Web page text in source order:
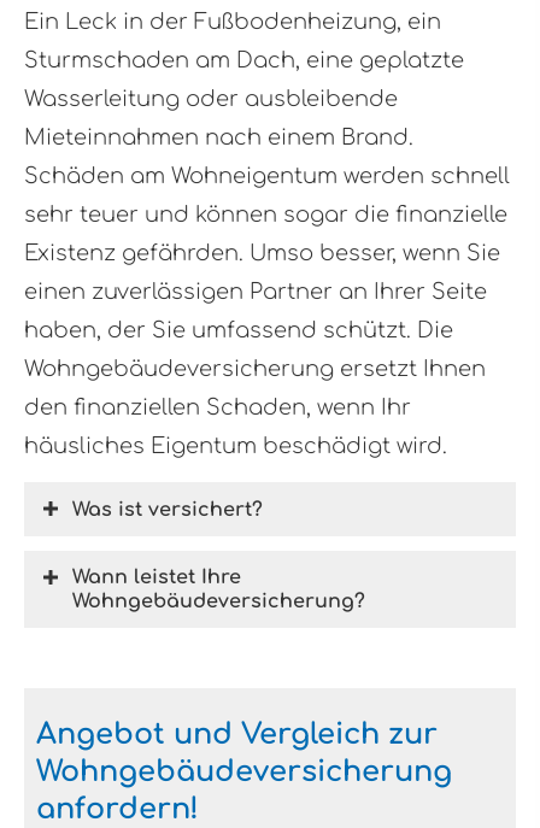
Ein Leck in der Fußbodenheizung, ein
Sturmschaden am Dach, eine geplatzte
Wasserleitung oder ausbleibende
Mieteinnahmen nach einem Brand.
Schäden am Wohneigentum werden schnell
sehr teuer und können sogar die finanzielle
Existenz gefährden. Umso besser, wenn Sie
einen zuverlässigen Partner an Ihrer Seite
haben, der Sie umfassend schützt. Die
Wohngebäudeversicherung ersetzt Ihnen
den finanziellen Schaden, wenn Ihr
häusliches Eigentum beschädigt wird.
Was ist versichert?
Wann leistet Ihre
Wohngebäudeversicherung?
Angebot und Vergleich zur
Wohngebäudeversicherung
anfordern!